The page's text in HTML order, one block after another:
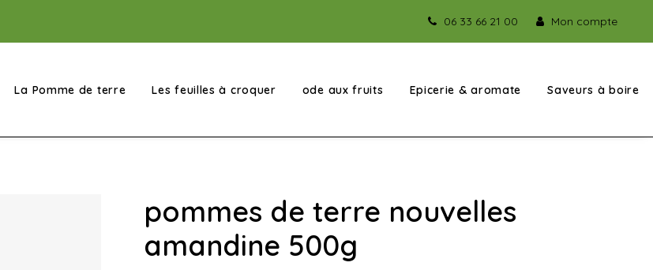
06 33 66 21 00 Mon compte
La Pomme de terre Les feuilles à croquer ode aux fruits Epicerie & aromate Saveurs à boire
pommes de terre nouvelles
amandine 500g